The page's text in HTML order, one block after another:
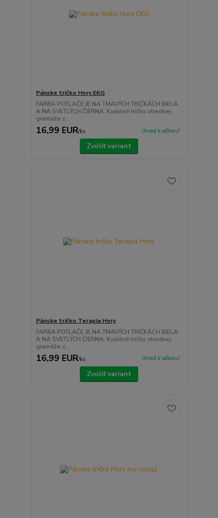
Pánske tričko Hory EKG
FARBA POTLAČE JE NA TMAVÝCH TRIČKÁCH BIELA
A NA SVETLÝCH ČIERNA. Kvalitné tričko strednej
gramáže z...
16,99 EUR/ks ihneď k odberu!
Zvoliť variant
Pánske tričko Terapia Hory
FARBA POTLAČE JE NA TMAVÝCH TRIČKÁCH BIELA
A NA SVETLÝCH ČIERNA. Kvalitné tričko strednej
gramáže z...
16,99 EUR/ks ihneď k odberu!
Zvoliť variant